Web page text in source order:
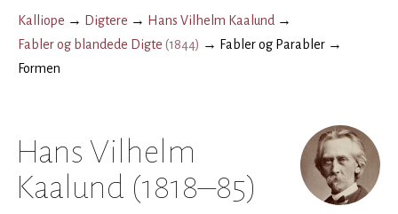
Kalliope → Digtere → Hans Vilhelm Kaalund →
Fabler og blandede Digte (1844) → Fabler og Parabler →
Formen
Hans Vilhelm
Kaalund (1818–85)